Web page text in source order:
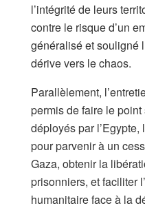
l’intégrité de leurs
contre le risque d’un
généralisé et souligné
dérive vers le chaos.
Parallèlement,
permis de faire le
déployés par
pour parvenir à un
Gaza, obtenir la
prisonniers, et faciliter
humanitaire face à la